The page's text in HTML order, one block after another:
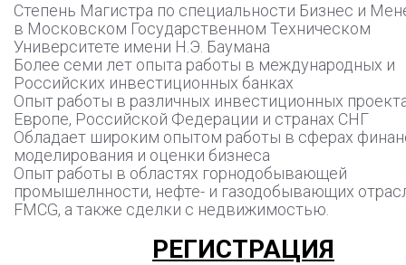
Степень Магистра по специальности Бизнес и
в Московском Государственном Техническом
Университете имени Н.Э. Баумана
Более семи лет опыта работы в международных и
Российских инвестиционных банках
Опыт работы в различных инвестиционных
Европе, Российской Федерации и странах СНГ
Обладает широким опытом работы в сферах
моделирования и оценки бизнеса
Опыт работы в областях горнодобывающей
промышелнности, нефте- и газодобывающих
FMCG, а также сделки с недвижимостью.
РЕГИСТРАЦИЯ